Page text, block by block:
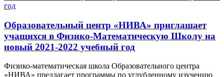
Образовательный центр «НИВА» приглашает
учащихся в Физико-Математическую Школу на
новый 2021-2022 учебный год
Физико-математическая школа Образовательного центра
«НИВА» предлагает программы по углубленному изучению